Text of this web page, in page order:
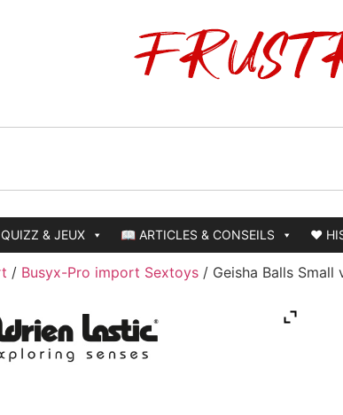
& JEUX 📖 ARTICLES & CONSEILS ❤️
/ Busyx-Pro import Sextoys / Geisha Balls Small